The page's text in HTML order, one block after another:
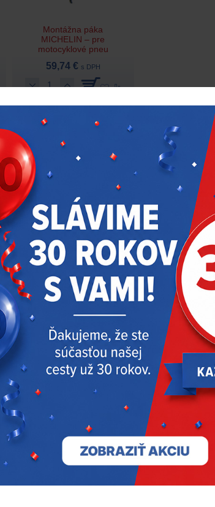
Michelin
R-1547-1
Montážna páka
MICHELIN – pre
motocyklové pneu
59,74 € s DPH
AKTUALITY
Oslavujeme 30 rokov | zľava 30 % – 4.
AKCIA!
Vážení zákazníci, oslavovať
neprestávame a prinášame vám
porciu produktov so zľavou 30